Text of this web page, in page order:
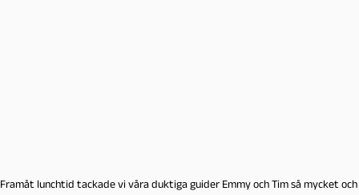
Framåt lunchtid tackade vi våra duktiga guider Emmy och Tim så mycket och